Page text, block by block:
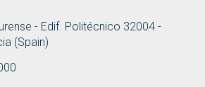
- Edif. Politécnico 32004 -
(Spain)